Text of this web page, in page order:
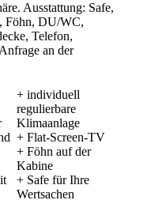
Ausstattung: Safe,
Föhn, DU/WC,
Telefon,
an der
+ individuell
regulierbare
Klimaanlage
+ Flat-Screen-TV
+ Föhn auf der
Kabine
+ Safe für Ihre
Wertsachen